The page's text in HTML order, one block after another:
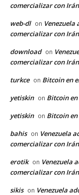
comercializar con
web-dl on
comercializar con
download on
comercializar con
turkce on Bitcoin en
yetiskin on Bitcoin en
yetiskin on Bitcoin en
bahis on Venezuela
comercializar con
erotik on Venezuela
comercializar con
sikis on Venezuela